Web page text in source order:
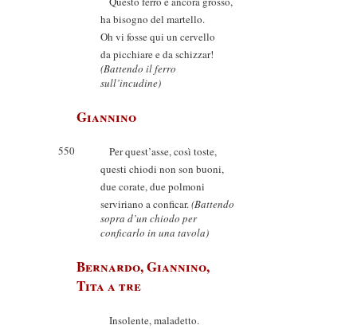
ha bisogno del martello.
Oh vi fosse qui un cervello
da picchiare e da schizzar!
(Battendo il ferro
sull’incudine)
Giannino
550
Per quest’asse, così toste,
questi chiodi non son buoni,
due corate, due polmoni
serviriano a conficar.(Battendo
sopra d’un chiodo per
conficarlo in una tavola)
Bernardo, Giannino,
Tita a tre
Insolente, maladetto.